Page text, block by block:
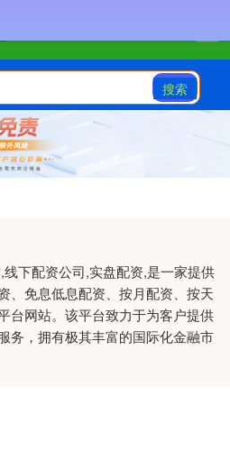
搜索
下配资公司,实盘配资,是一家提供
、免息低息配资、按月配资、按天
台网站。该平台致力于为客户提供
务，拥有极其丰富的国际化金融市